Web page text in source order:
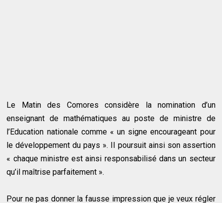
Le Matin des Comores considère la nomination d’un
enseignant de mathématiques au poste de ministre de
l’Education nationale comme « un signe encourageant pour
le développement du pays ». Il poursuit ainsi son assertion
« chaque ministre est ainsi responsabilisé dans un secteur
qu’il maîtrise parfaitement ».
Pour ne pas donner la fausse impression que je veux régler